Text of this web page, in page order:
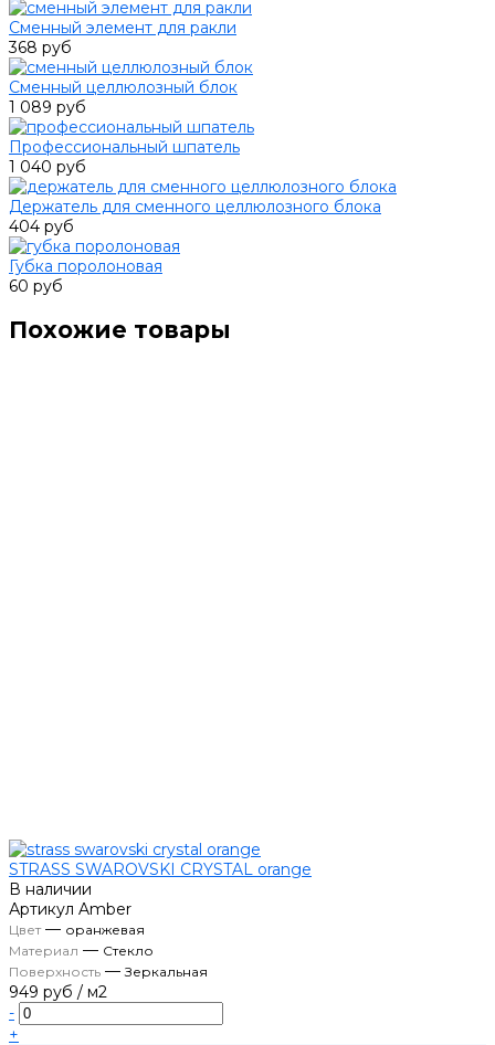
Сменный элемент для ракли
368 руб
Сменный целлюлозный блок
1 089 руб
Профессиональный шпатель
1 040 руб
Держатель для сменного целлюлозного блока
404 руб
Губка поролоновая
60 руб
Похожие товары
STRASS SWAROVSKI CRYSTAL orange
В наличии
Артикул Amber
Цвет— оранжевая
Материал — Стекло
Поверхность —Зеркальная
949 руб / м2
-
+